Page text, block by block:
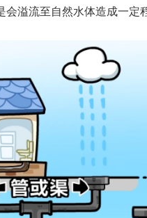
溢流至自然水体造成一定